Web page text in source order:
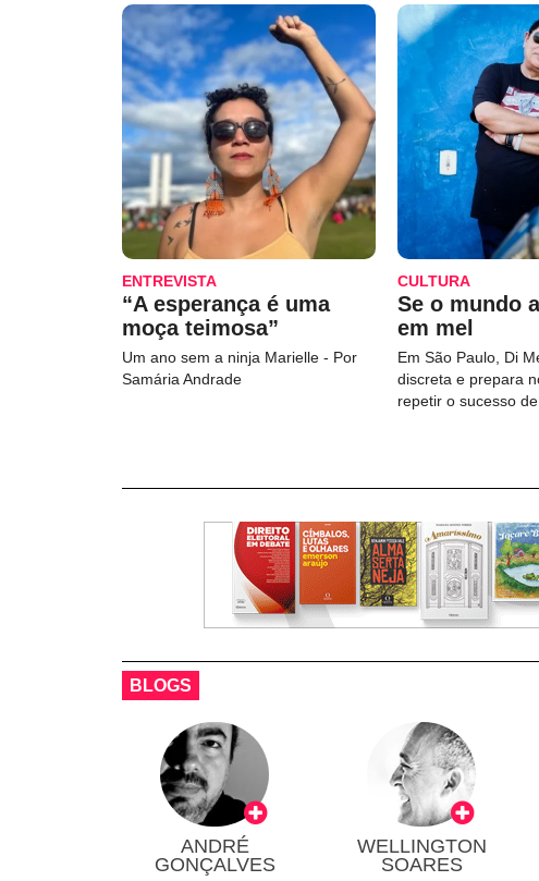
ENTREVISTA
“A esperança é uma
moça teimosa”
Um ano sem a ninja Marielle - Por
Samária Andrade
CULTURA
Se o mundo
em mel
Em São Paulo, Di
discreta e prepara
repetir o sucesso de
BLOGS
ANDRÉ
GONÇALVES
WELLINGTON
SOARES